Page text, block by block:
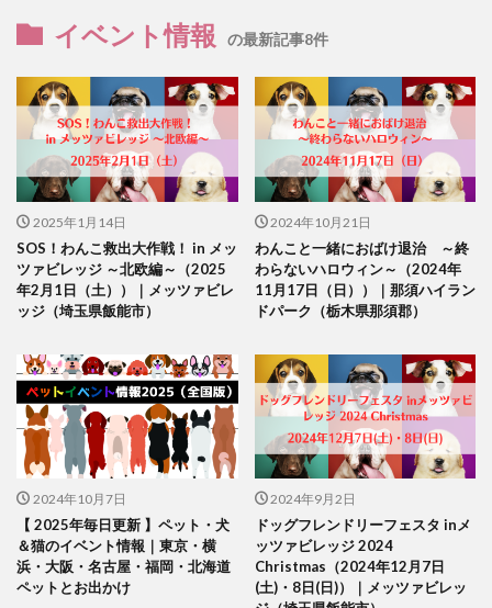
イベント情報 の最新記事8件
2025年1月14日
SOS！わんこ救出大作戦！ in メッ
ツァビレッジ ～北欧編～（2025
年2月1日（土））｜メッツァビレ
ッジ（埼玉県飯能市）
2024年10月21日
わんこと一緒におばけ退治 ～終
わらないハロウィン～（2024年
11月17日（日））｜那須ハイラン
ドパーク（栃木県那須郡）
2024年10月7日
【 2025年毎日更新 】ペット・犬
＆猫のイベント情報｜東京・横
浜・大阪・名古屋・福岡・北海道
ペットとお出かけ
2024年9月2日
ドッグフレンドリーフェスタ inメ
ッツァビレッジ 2024
Christmas（2024年12月7日
(土)・8日(日)）｜メッツァビレッ